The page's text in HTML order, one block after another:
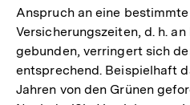
Anspruch an eine
Versicherungszeiten, d. h.
gebunden, verringert sich
entsprechend. Beispielhaft
Jahren von den Grünen